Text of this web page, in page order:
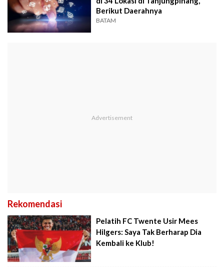
Berikut Daerahnya
BATAM
Rekomendasi
Pelatih FC Twente Usir Mees
Hilgers: Saya Tak Berharap Dia
Kembali ke Klub!